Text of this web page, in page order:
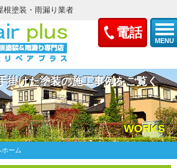
電話
MENU
根塗装・雨漏り業者
掛けた塗装の施工事例をご覧く
WORKS
ホーム